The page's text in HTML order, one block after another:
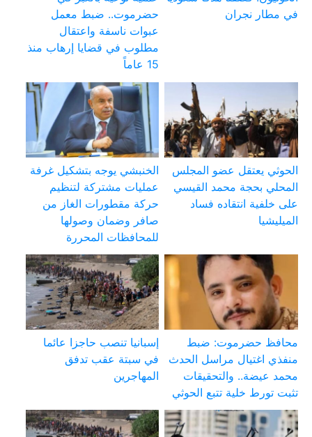
في مطار نجران
حضرموت.. ضبط معمل
عبوات ناسفة واعتقال
مطلوب في قضايا إرهاب منذ
15 عاماً
الحوثي يعتقل عضو المجلس
المحلي بحجة محمد القيسي
على خلفية انتقاده فساد
الميليشيا
الخنبشي يوجه بتشكيل غرفة
عمليات مشتركة لتنظيم
حركة مقطورات الغاز من
صافر وضمان وصولها
للمحافظات المحررة
محافظ حضرموت: ضبط
منفذي اغتيال مراسل الحدث
محمد عيضة.. والتحقيقات
تثبت تورط خلية تتبع الحوثي
إسبانيا تنصب حاجزا عائما
في سبتة عقب تدفق
المهاجرين